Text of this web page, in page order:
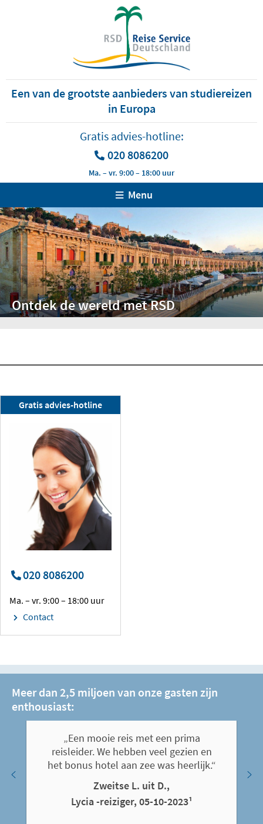
Een van de grootste aanbieders van studiereizen
in Europa
Gratis advies-hotline:
020 8086200
Ma. – vr. 9:00 – 18:00 uur
Menu
Ontdek de wereld met RSD
Gratis advies-hotline
020 8086200
Ma. – vr. 9:00 – 18:00 uur
Contact
Meer dan 2,5 miljoen van onze gasten zijn
enthousiast:
„Een mooie reis met een prima
reisleider. We hebben veel gezien en
het bonus hotel aan zee was heerlijk.“
Zweitse L. uit D.,
Lycia -reiziger, 05-10-2023¹